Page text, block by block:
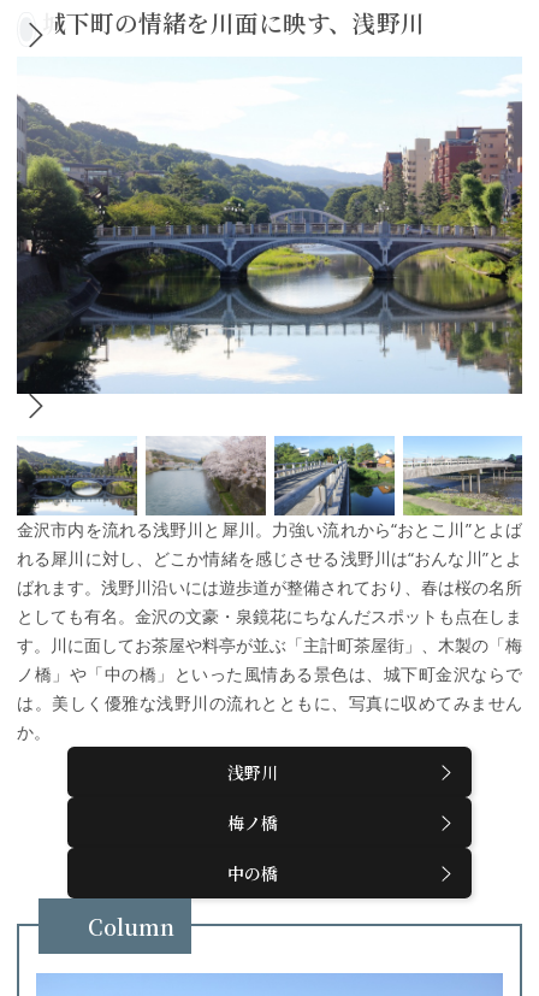
城下町の情緒を川面に映す、浅野川
金沢市内を流れる浅野川と犀川。力強い流れから“おとこ川”とよば
れる犀川に対し、どこか情緒を感じさせる浅野川は“おんな川”とよ
ばれます。浅野川沿いには遊歩道が整備されており、春は桜の名所
としても有名。金沢の文豪・泉鏡花にちなんだスポットも点在しま
す。川に面してお茶屋や料亭が並ぶ「主計町茶屋街」、木製の「梅
ノ橋」や「中の橋」といった風情ある景色は、城下町金沢ならで
は。美しく優雅な浅野川の流れとともに、写真に収めてみません
か。
浅野川
梅ノ橋
中の橋
Column